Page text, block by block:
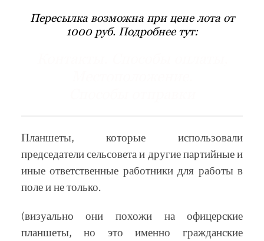
Пересылка возможна при цене лота от
1000 руб. Подробнее тут:
Планшеты, которые использовали
председатели сельсовета и другие партийные и
иные ответственные работники для работы в
поле и не только.
(визуально они похожи на офицерские
планшеты, но это именно гражданские